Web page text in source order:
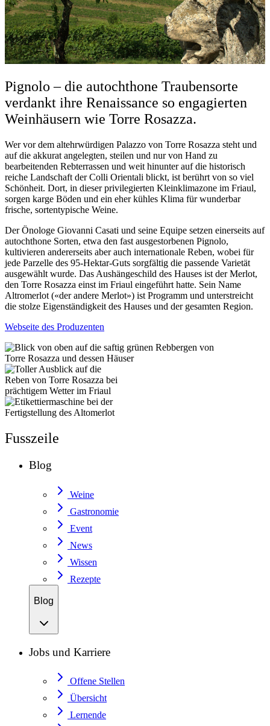
Pignolo – die autochthone Traubensorte
verdankt ihre Renaissance so engagierten
Weinhäusern wie Torre Rosazza.
Wer vor dem altehrwürdigen Palazzo von Torre Rosazza steht und
auf die akkurat angelegten, steilen und nur von Hand zu
bearbeitenden Rebterrassen und weit hinunter auf die historisch
reiche Landschaft der Colli Orientali blickt, ist berührt von so viel
Schönheit. Dort, in dieser privilegierten Kleinklimazone im Friaul,
sorgen karge Böden und ein eher kühles Klima für wunderbar
frische, sortentypische Weine.
Der Önologe Giovanni Casati und seine Equipe setzen einerseits auf
autochthone Sorten, etwa den fast ausgestorbenen Pignolo,
kultivieren andererseits aber auch internationale Reben, wobei für
jede Parzelle des 95-Hektar-Guts sorgfältig die passende Varietät
ausgewählt wurde. Das Aushängeschild des Hauses ist der Merlot,
den Torre Rosazza einst im Friaul eingeführt hatte. Sein Name
Altromerlot («der andere Merlot») ist Programm und unterstreicht
die stolze Eigenständigkeit des Hauses und der gesamten Region.
Webseite des Produzenten
Fusszeile
Blog
Weine
Gastronomie
Event
News
Wissen
Rezepte
Blog
Jobs und Karriere
Offene Stellen
Übersicht
Lernende